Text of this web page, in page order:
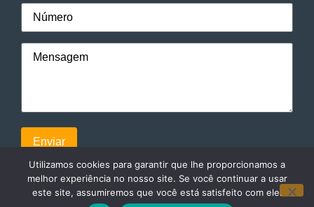
Utilizamos cookies para garantir que lhe proporcionamos a
melhor experiência no nosso site. Se você continuar a usar
este site, assumiremos que você está satisfeito com ele.